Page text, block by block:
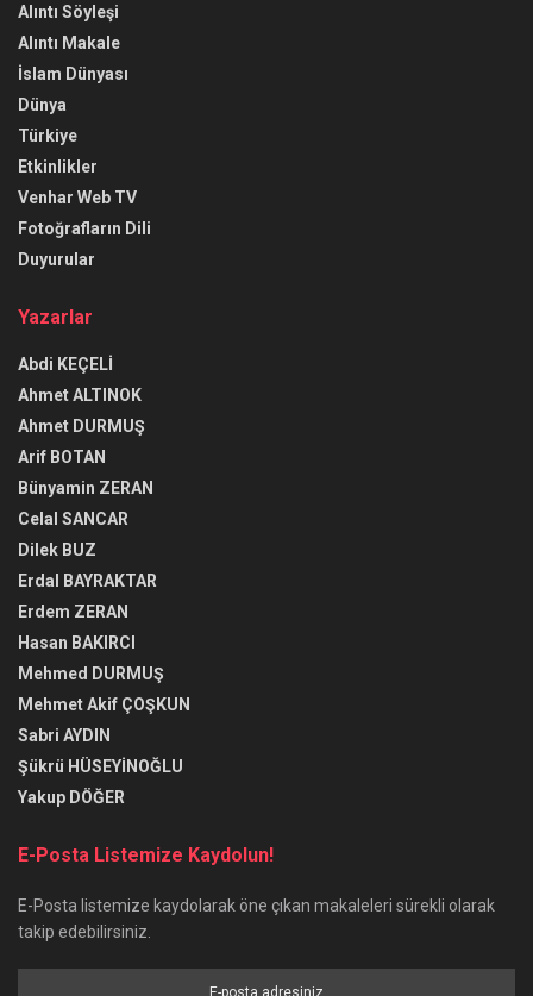
Alıntı Söyleşi
Alıntı Makale
İslam Dünyası
Dünya
Türkiye
Etkinlikler
Venhar Web TV
Fotoğrafların Dili
Duyurular
Yazarlar
Abdi KEÇELİ
Ahmet ALTINOK
Ahmet DURMUŞ
Arif BOTAN
Bünyamin ZERAN
Celal SANCAR
Dilek BUZ
Erdal BAYRAKTAR
Erdem ZERAN
Hasan BAKIRCI
Mehmed DURMUŞ
Mehmet Akif ÇOŞKUN
Sabri AYDIN
Şükrü HÜSEYİNOĞLU
Yakup DÖĞER
E-Posta Listemize Kaydolun!
E-Posta listemize kaydolarak öne çıkan makaleleri sürekli olarak
takip edebilirsiniz.